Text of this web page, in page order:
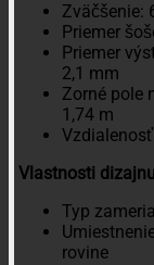
Zväčšenie:
Priemer
Priemer
2,1 mm
Zorné pole
1,74 m
Vlastnosti
Typ
rovine